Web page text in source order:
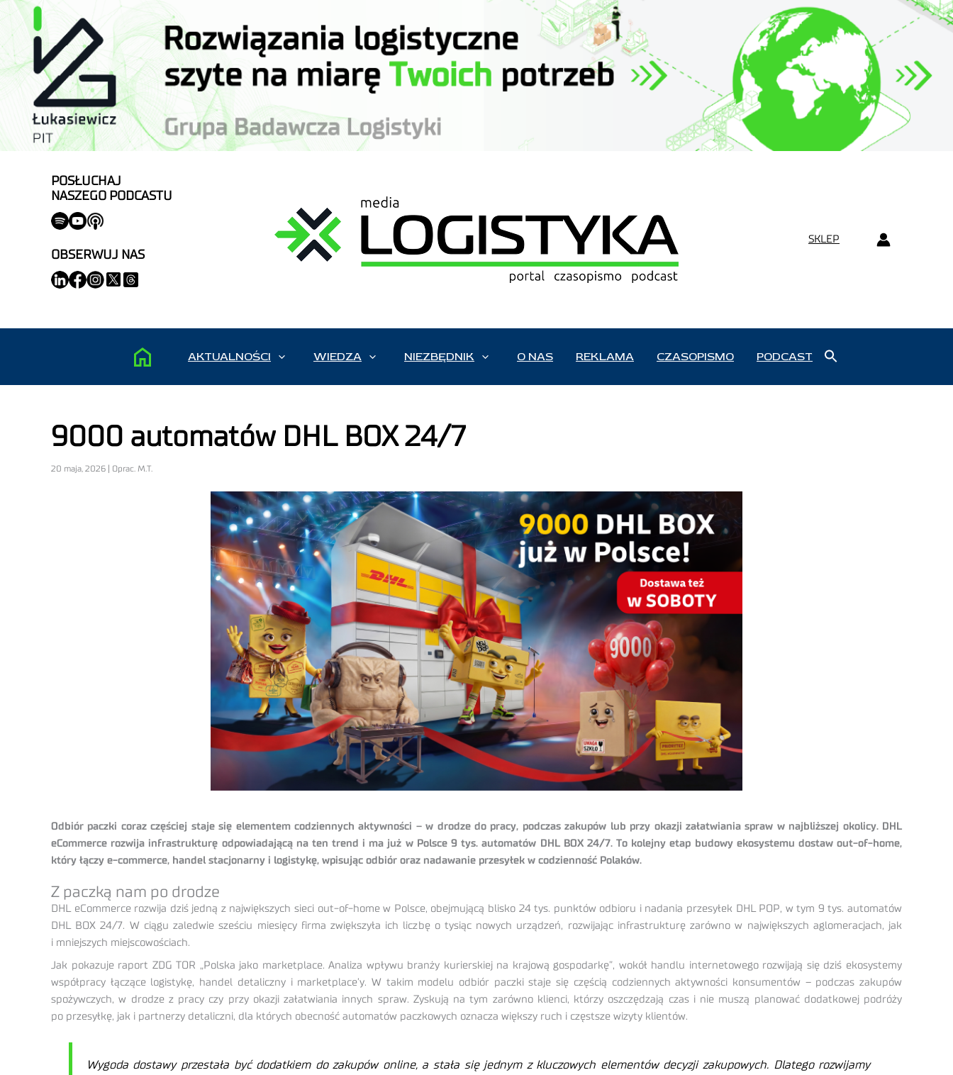
POSŁUCHAJ
NASZEGO PODCASTU
OBSERWUJ NAS
SKLEP
AKTUALNOŚCI WIEDZA NIEZBĘDNIK O NAS REKLAMA CZASOPISMO PODCAST
9000 automatów DHL BOX 24/7
20 maja, 2026 | Oprac. M.T.
Odbiór paczki coraz częściej staje się elementem codziennych aktywności – w drodze do pracy, podczas zakupów lub przy okazji załatwiania spraw w najbliższej okolicy. DHL
eCommerce rozwija infrastrukturę odpowiadającą na ten trend i ma już w Polsce 9 tys. automatów DHL BOX 24/7. To kolejny etap budowy ekosystemu dostaw out-of-home,
który łączy e-commerce, handel stacjonarny i logistykę, wpisując odbiór oraz nadawanie przesyłek w codzienność Polaków.
Z paczką nam po drodze
DHL eCommerce rozwija dziś jedną z największych sieci out-of-home w Polsce, obejmującą blisko 24 tys. punktów odbioru i nadania przesyłek DHL POP, w tym 9 tys. automatów
DHL BOX 24/7. W ciągu zaledwie sześciu miesięcy firma zwiększyła ich liczbę o tysiąc nowych urządzeń, rozwijając infrastrukturę zarówno w największych aglomeracjach, jak
i mniejszych miejscowościach.
Jak pokazuje raport ZDG TOR „Polska jako marketplace. Analiza wpływu branży kurierskiej na krajową gospodarkę”, wokół handlu internetowego rozwijają się dziś ekosystemy
współpracy łączące logistykę, handel detaliczny i marketplace’y. W takim modelu odbiór paczki staje się częścią codziennych aktywności konsumentów – podczas zakupów
spożywczych, w drodze z pracy czy przy okazji załatwiania innych spraw. Zyskują na tym zarówno klienci, którzy oszczędzają czas i nie muszą planować dodatkowej podróży
po przesyłkę, jak i partnerzy detaliczni, dla których obecność automatów paczkowych oznacza większy ruch i częstsze wizyty klientów.
Wygoda dostawy przestała być dodatkiem do zakupów online, a stała się jednym z kluczowych elementów decyzji zakupowych. Dlatego rozwijamy